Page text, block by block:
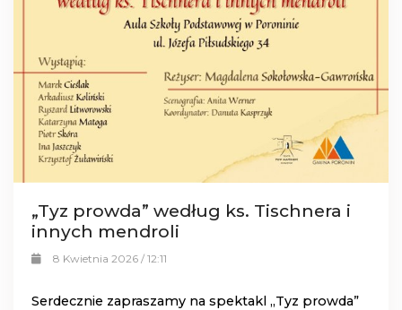
„Tyz prowda” według ks. Tischnera i
innych mendroli
8 Kwietnia 2026 / 12:11
Serdecznie zapraszamy na spektakl „Tyz prowda”